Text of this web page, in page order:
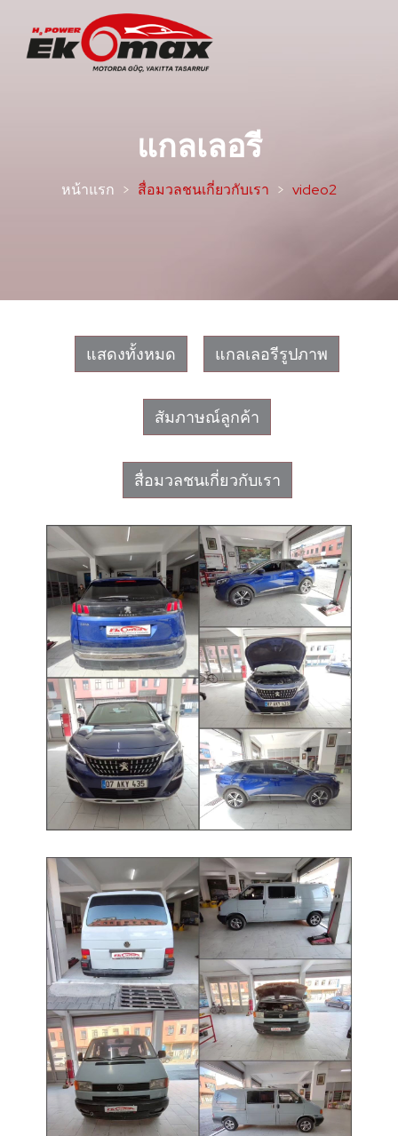
แกลเลอรี
หน้าแรก สื่อมวลชนเกี่ยวกับเรา video2
แสดงทั้งหมด แกลเลอรีรูปภาพ
สัมภาษณ์ลูกค้า
สื่อมวลชนเกี่ยวกับเรา